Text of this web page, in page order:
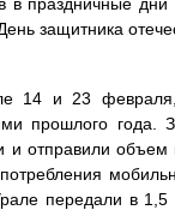
защитника
14 и 23
прошлого года.
отправили
передали в